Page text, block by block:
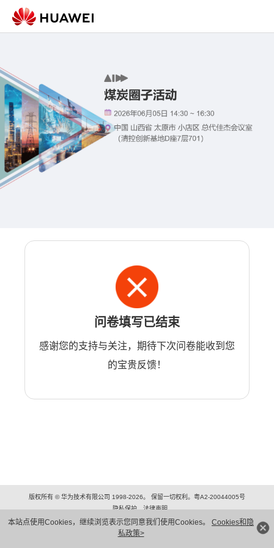
本站点使用Cookies，继续浏览表示您同意我们使用Cookies。 Cookies和隐
私政策>
问卷填写已结束
感谢您的支持与关注，期待下次问卷能收到您
的宝贵反馈！
版权所有 © 华为技术有限公司 1998-2026。 保留一切权利。粤A2-20044005号
隐私保护
法律声明